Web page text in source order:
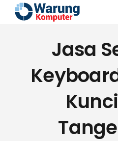
Jasa